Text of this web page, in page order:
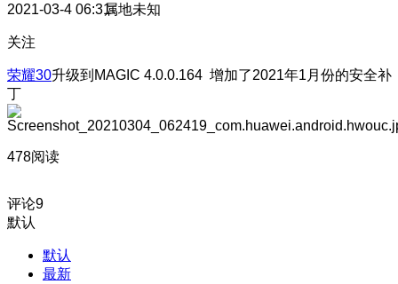
2021-03-4 06:31属地未知
关注
荣耀30升级到MAGIC 4.0.0.164 增加了2021年1月份的安全补
丁
478阅读
评论9
默认
默认
最新